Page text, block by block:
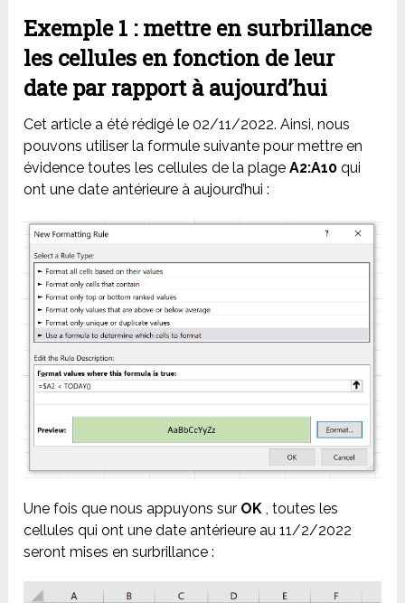
Exemple 1 : mettre en surbrillance
les cellules en fonction de leur
date par rapport à aujourd’hui
Cet article a été rédigé le 02/11/2022. Ainsi, nous
pouvons utiliser la formule suivante pour mettre en
évidence toutes les cellules de la plageA2:A10 qui
ont une date antérieure à aujourd’hui :
Une fois que nous appuyons sur OK , toutes les
cellules qui ont une date antérieure au 11/2/2022
seront mises en surbrillance :